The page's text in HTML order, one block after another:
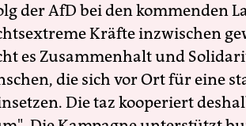
der AfD bei den kommenden
Kräfte inzwischen
es Zusammenhalt und
die sich vor Ort für eine
Die taz kooperiert